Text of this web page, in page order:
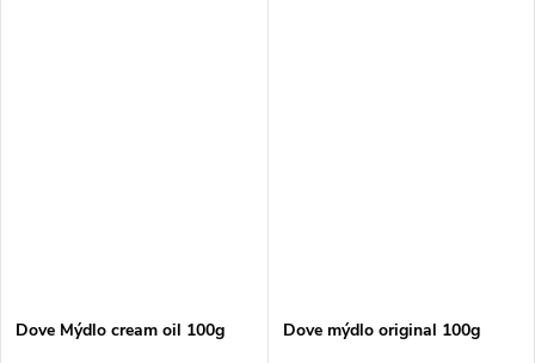
Dove Mýdlo cream oil 100g Dove mýdlo original 100g